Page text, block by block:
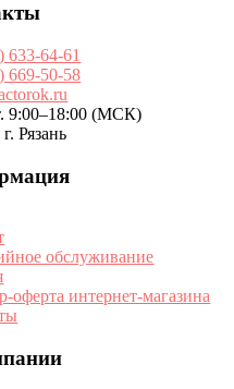
633-64-61
669-50-58
9:00–18:00 (МСК)
Рязань
обслуживание
оферта интернет-магазина